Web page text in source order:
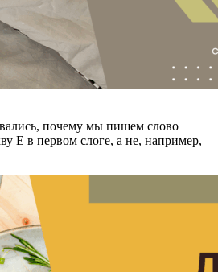
почему мы пишем слово
Е в первом слоге, а не, например,